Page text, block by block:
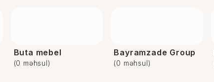
Buta mebel
(0 məhsul)
Bayramzade Group
(0 məhsul)